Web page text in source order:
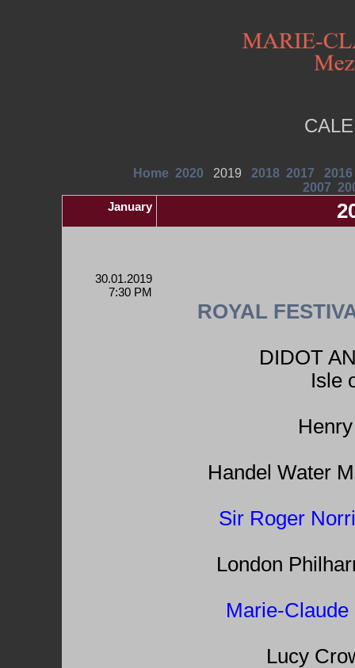
Home 2020 2019 2018 2017
2016
2007
January
30.01.2019
7:30 PM
ROYAL
DIDOT
Isle
Handel Water
Sir Roger
London
Marie-
Lucy